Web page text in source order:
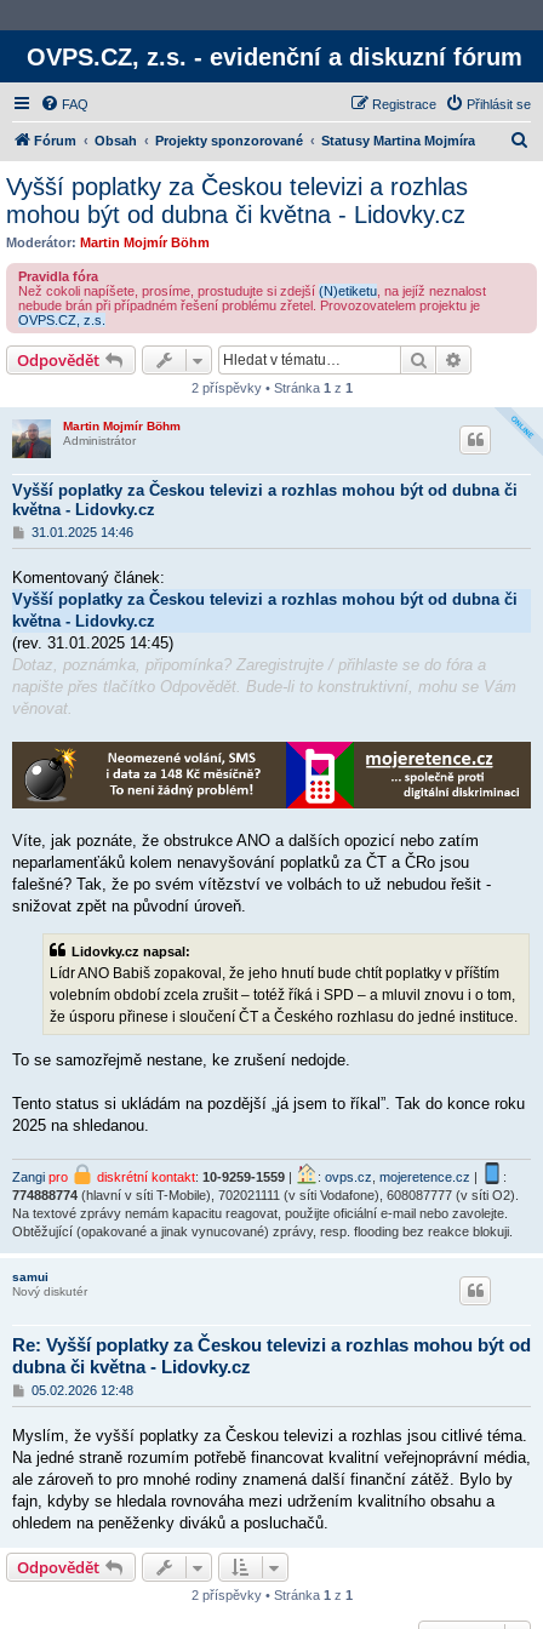
OVPS.CZ, z.s. - evidenční a diskuzní fórum
FAQ Přihlásit se
Registrace
Fórum Obsah Projekty sponzorované Statusy Martina Mojmíra
Vyšší poplatky za Českou televizi a rozhlas
mohou být od dubna či května - Lidovky.cz
Moderátor: Martin Mojmír Böhm
Pravidla fóra
Než cokoli napíšete, prosíme, prostudujte si zdejší (N)etiketu , na jejíž neznalost
nebude brán při případném řešení problému zřetel. Provozovatelem projektu je
OVPS.CZ, z.s.
Odpovědět Hledat
2 příspěvky • Stránka 1 z 1
Martin Mojmír Böhm
Administrátor
Vyšší poplatky za Českou televizi a rozhlas mohou být od dubna či
května - Lidovky.cz
P
ř
s
p
ě
v
e
31.01.2025 14:46
Komentovaný článek:
Vyšší poplatky za Českou televizi a rozhlas mohou být od dubna či
května - Lidovky.cz
(rev. 31.01.2025 14:45)
Dotaz, poznámka, připomínka? Zaregistrujte / přihlaste se do fóra a
napište přes tlačítko Odpovědět. Bude-li to konstruktivní, mohu se Vám
věnovat.
Víte, jak poznáte, že obstrukce ANO a dalších opozicí nebo zatím
neparlamenťáků kolem nenavyšování poplatků za ČT a ČRo jsou
falešné? Tak, že po svém vítězství ve volbách to už nebudou řešit -
snižovat zpět na původní úroveň.
Lidovky.cz napsal:
Lídr ANO Babiš zopakoval, že jeho hnutí bude chtít poplatky v příštím
volebním období zcela zrušit – totéž říká i SPD – a mluvil znovu i o tom,
že úsporu přinese i sloučení ČT a Českého rozhlasu do jedné instituce.
To se samozřejmě nestane, ke zrušení nedojde.
Tento status si ukládám na pozdější „já jsem to říkal”. Tak do konce roku
2025 na shledanou.
Zangi pro diskrétní kontakt: 10-9259-1559 | : ovps.cz mojeretence.cz |
:
774888774 (hlavní v síti T-Mobile), 702021111 (v síti Vodafone), 608087777 (v síti O2).
Na textové zprávy nemám kapacitu reagovat, použijte oficiální e-mail nebo zavolejte.
Obtěžující (opakované a jinak vynucované) zprávy, resp. flooding bez reakce blokuji.
samui
Nový diskutér
Re: Vyšší poplatky za Českou televizi a rozhlas mohou být od
dubna či května - Lidovky.cz
P
ř
s
p
v
e
k
05.02.2026 12:48
Myslím, že vyšší poplatky za Českou televizi a rozhlas jsou citlivé téma.
Na jedné straně rozumím potřebě financovat kvalitní veřejnoprávní média,
ale zároveň to pro mnohé rodiny znamená další finanční zátěž. Bylo by
fajn, kdyby se hledala rovnováha mezi udržením kvalitního obsahu a
ohledem na peněženky diváků a posluchačů.
Odpovědět
2 příspěvky • Stránka 1 z 1